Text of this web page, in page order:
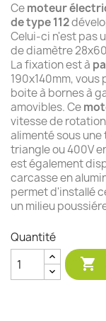
Cemoteur
de type 112
Celui-ci n'est pas
de diamètre
La fixation est à
190x140mm,
boite à bornes à
amovibles. Ce
vitesse de
alimenté sous
triangle ou 400V
est également
carcasse en
permet d'installé
un milieu
Quantité
